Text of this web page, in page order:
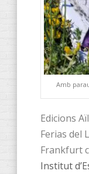
Amb
Edicions
Ferias del
Frankfurt
Institut